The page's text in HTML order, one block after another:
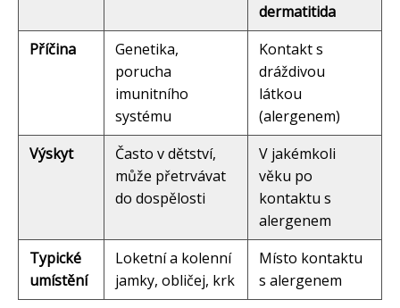
dermatitida
Příčina
Genetika,
porucha
imunitního
systému
Kontakt s
dráždivou
látkou
(alergenem)
Výskyt
Často v dětství,
může přetrvávat
do dospělosti
V jakémkoli
věku po
kontaktu s
alergenem
Typické
umístění
Loketní a kolenní
jamky, obličej, krk
Místo kontaktu
s alergenem